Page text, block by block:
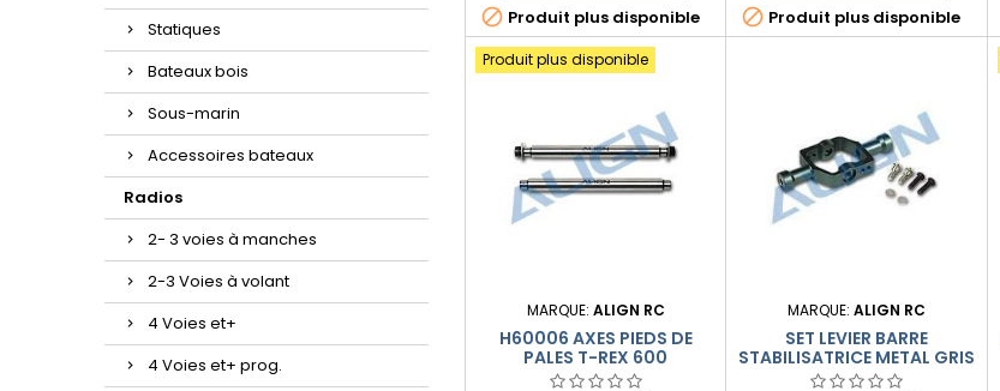
Statiques
Bateaux bois
Sous-marin
Accessoires bateaux
Radios
2- 3 voies à manches
2-3 Voies à volant
4 Voies et+
4 Voies et+ prog.
 Produit plus disponible  Produit plus disponible
Produit plus disponible
MARQUE: ALIGN RC
H60006 AXES PIEDS DE
PALES T-REX 600
MARQUE: ALIGN RC
SET LEVIER BARRE
STABILISATRICE METAL GRIS
T-REX 600